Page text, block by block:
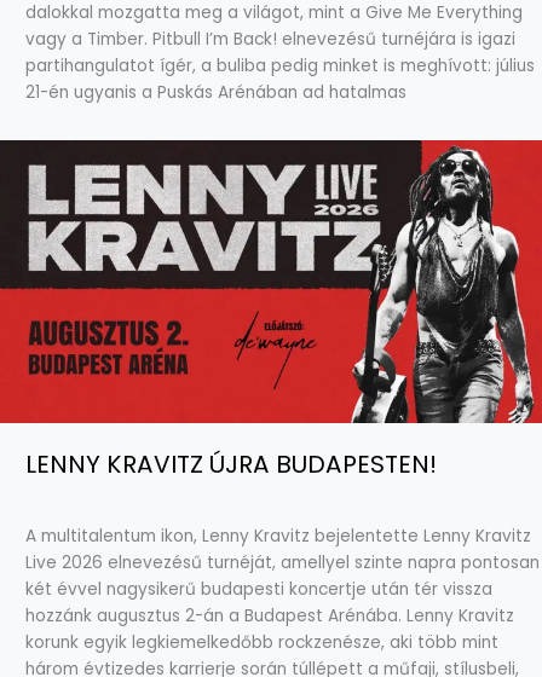
dalokkal mozgatta meg a világot, mint a Give Me Everything
vagy a Timber. Pitbull I’m Back! elnevezésű turnéjára is igazi
partihangulatot ígér, a buliba pedig minket is meghívott: július
21-én ugyanis a Puskás Arénában ad hatalmas
LENNY KRAVITZ ÚJRA BUDAPESTEN!
A multitalentum ikon, Lenny Kravitz bejelentette Lenny Kravitz
Live 2026 elnevezésű turnéját, amellyel szinte napra pontosan
két évvel nagysikerű budapesti koncertje után tér vissza
hozzánk augusztus 2-án a Budapest Arénába. Lenny Kravitz
korunk egyik legkiemelkedőbb rockzenésze, aki több mint
három évtizedes karrierje során túllépett a műfaji, stílusbeli,